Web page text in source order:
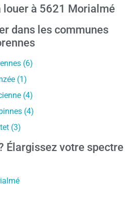
à 5621 Morialmé
dans les communes
(6)
(1)
(4)
(4)
(3)
Élargissez votre spectre